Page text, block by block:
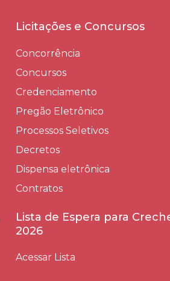
Licitações e Concursos
Concorrência
Concursos
Credenciamento
Pregão Eletrônico
Processos Seletivos
Decretos
Dispensa eletrônica
Contratos
Lista de Espera para
2026
Acessar Lista